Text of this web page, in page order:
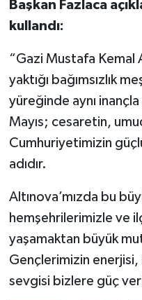
Başkan Fazlaca
kullandı:
“Gazi Mustafa Kemal
yaktığı bağımsızlık
yüreğinde aynı
Mayıs; cesaretin,
Cumhuriyetimizin
adıdır.
Altınova’mızda bu
hemşehrilerimizle ve
yaşamaktan büyük
Gençlerimizin enerjisi,
sevgisi bizlere güç